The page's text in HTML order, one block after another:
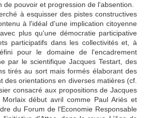
de pouvoir et progression de l'absention.
à esquisser des pistes constructives
à l'idéal d'une implication citoyenne
plus qu'une démocratie participative
participatifs dans les collectivités et, à
pour le domaine de l'encadrement
par le scientifique Jacques Testart, des
tirés au sort mais formés élaborant des
des orientations en diverses matières (cf.
consacré aux propositions de Jacques
début avril comme Paul Ariès et
du Forum de l'Economie Responsable